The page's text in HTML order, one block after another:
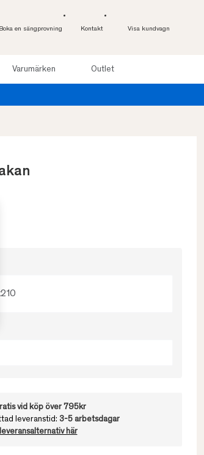
Boka en sängprovning Kontakt Visa kundvagn
Varumärken Outlet
vid köp över 795kr
leveranstid: 3-5 arbetsdagar
här